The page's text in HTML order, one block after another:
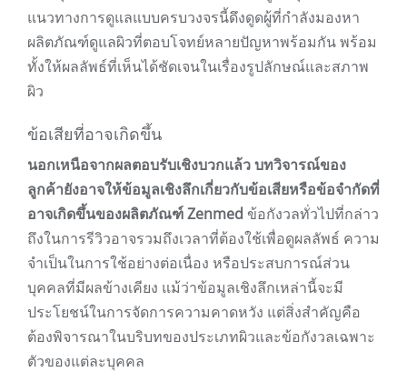
แนวทางการดูแลแบบครบวงจรนี้ดึงดูดผู้ที่กำลังมองหา
ผลิตภัณฑ์ดูแลผิวที่ตอบโจทย์หลายปัญหาพร้อมกัน พร้อม
ทั้งให้ผลลัพธ์ที่เห็นได้ชัดเจนในเรื่องรูปลักษณ์และสภาพ
ผิว
ข้อเสียที่อาจเกิดขึ้น
นอกเหนือจากผลตอบรับเชิงบวกแล้ว บทวิจารณ์ของ
ลูกค้ายังอาจให้ข้อมูลเชิงลึกเกี่ยวกับข้อเสียหรือข้อจำกัดที่
อาจเกิดขึ้นของผลิตภัณฑ์ Zenmed ข้อกังวลทั่วไปที่กล่าว
ถึงในการรีวิวอาจรวมถึงเวลาที่ต้องใช้เพื่อดูผลลัพธ์ ความ
จำเป็นในการใช้อย่างต่อเนื่อง หรือประสบการณ์ส่วน
บุคคลที่มีผลข้างเคียง แม้ว่าข้อมูลเชิงลึกเหล่านี้จะมี
ประโยชน์ในการจัดการความคาดหวัง แต่สิ่งสำคัญคือ
ต้องพิจารณาในบริบทของประเภทผิวและข้อกังวลเฉพาะ
ตัวของแต่ละบุคคล